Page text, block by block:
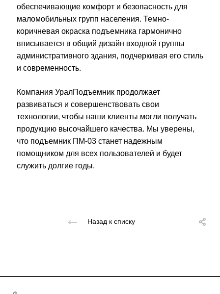
обеспечивающие комфорт и безопасность для
маломобильных групп населения. Темно-
коричневая окраска подъемника гармонично
вписывается в общий дизайн входной группы
административного здания, подчеркивая его стиль
и современность.
Компания УралПодъемник продолжает
развиваться и совершенствовать свои
технологии, чтобы наши клиенты могли получать
продукцию высочайшего качества. Мы уверены,
что подъемник ПМ-03 станет надежным
помощником для всех пользователей и будет
служить долгие годы.
Назад к списку